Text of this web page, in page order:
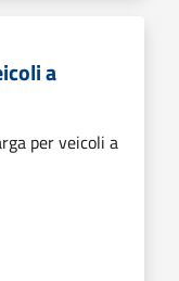
a
per veicoli a